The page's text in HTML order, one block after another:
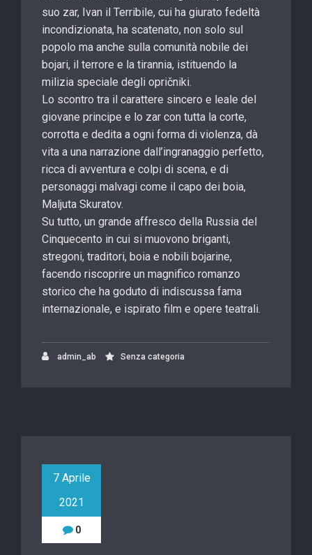
suo zar, Ivan il Terribile, cui ha giurato fedeltà
incondizionata, ha scatenato, non solo sul
popolo ma anche sulla comunità nobile dei
bojari, il terrore e la tirannia, istituendo la
milizia speciale degli opričniki.
Lo scontro tra il carattere sincero e leale del
giovane principe e lo zar con tutta la corte,
corrotta e dedita a ogni forma di violenza, dà
vita a una narrazione dall’ingranaggio perfetto,
ricca di avventura e colpi di scena, e di
personaggi malvagi come il capo dei boia,
Maljuta Skuratov.
Su tutto, un grande affresco della Russia del
Cinquecento in cui si muovono briganti,
stregoni, traditori, boia e nobili bojarine,
facendo riscoprire un magnifico romanzo
storico che ha goduto di indiscussa fama
internazionale, e ispirato film e opere teatrali.
admin_ab Senza categoria
7 Aprile
2021
0